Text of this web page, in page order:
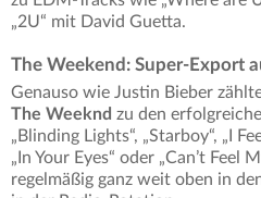
„2U“ mit David Guetta.
The Weekend: Super-Export
Genauso wie Justin Bieber
The Weeknd zu den
„Blinding Lights“, „Starboy“, „I
„In Your Eyes“ oder „Can’t Feel
regelmäßig ganz weit oben in